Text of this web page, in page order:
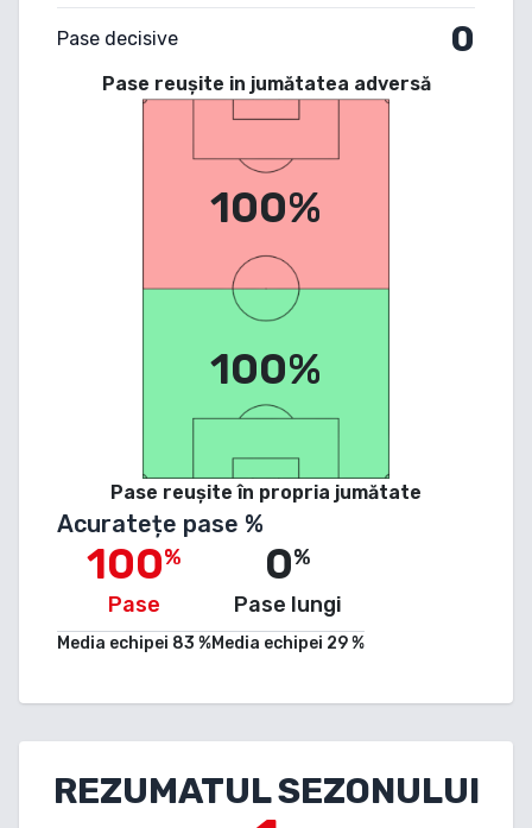
Pase decisive 0
Pase reușite in jumătatea adversă
100%
100%
Pase reușite în propria jumătate
Acuratețe pase %
100%
Pase
Media echipei 83 %
0%
Pase lungi
Media echipei 29%
REZUMATUL SEZONULUI